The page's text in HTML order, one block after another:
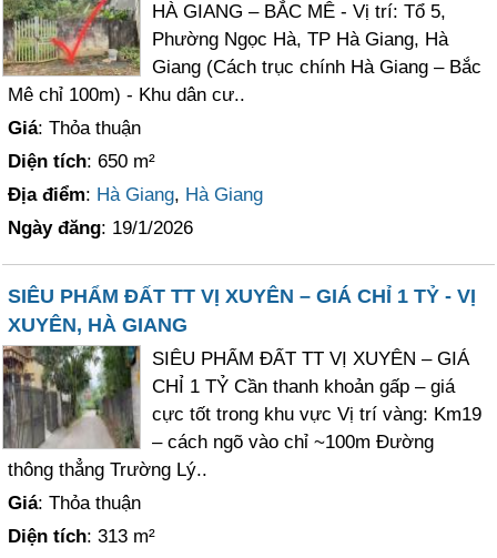
HÀ GIANG – BẮC MÊ - Vị trí: Tổ 5,
Phường Ngọc Hà, TP Hà Giang, Hà
Giang (Cách trục chính Hà Giang – Bắc
Mê chỉ 100m) - Khu dân cư..
Giá: Thỏa thuận
Diện tích: 650 m²
Địa điểm: Hà Giang, Hà Giang
Ngày đăng: 19/1/2026
SIÊU PHẨM ĐẤT TT VỊ XUYÊN – GIÁ CHỈ 1 TỶ - VỊ
XUYÊN, HÀ GIANG
SIÊU PHẨM ĐẤT TT VỊ XUYÊN – GIÁ
CHỈ 1 TỶ Cần thanh khoản gấp – giá
cực tốt trong khu vực Vị trí vàng: Km19
– cách ngõ vào chỉ ~100m Đường
thông thẳng Trường Lý..
Giá: Thỏa thuận
Diện tích: 313 m²